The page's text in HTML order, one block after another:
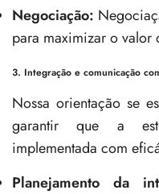
Negociação:
para maximizar o valor
3. Integração e comunicação
Nossa orientação se
garantir que a
implementada com
Planejamento da